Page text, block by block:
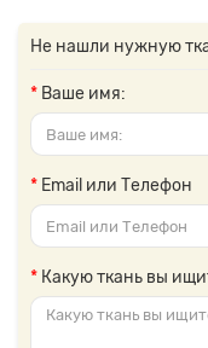
Не нашли нужную
Ваше имя:
Email или Телефон
Какую ткань вы